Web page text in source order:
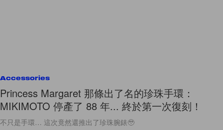
Accessories
Princess Margaret 那條出了名的珍珠手環：
MIKIMOTO 停產了 88 年... 終於第一次復刻！
不只是手環… 這次竟然還推出了珍珠腕錶🥹